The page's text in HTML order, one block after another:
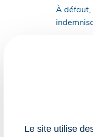
À défaut,
Ce qu’il
Le site utilise